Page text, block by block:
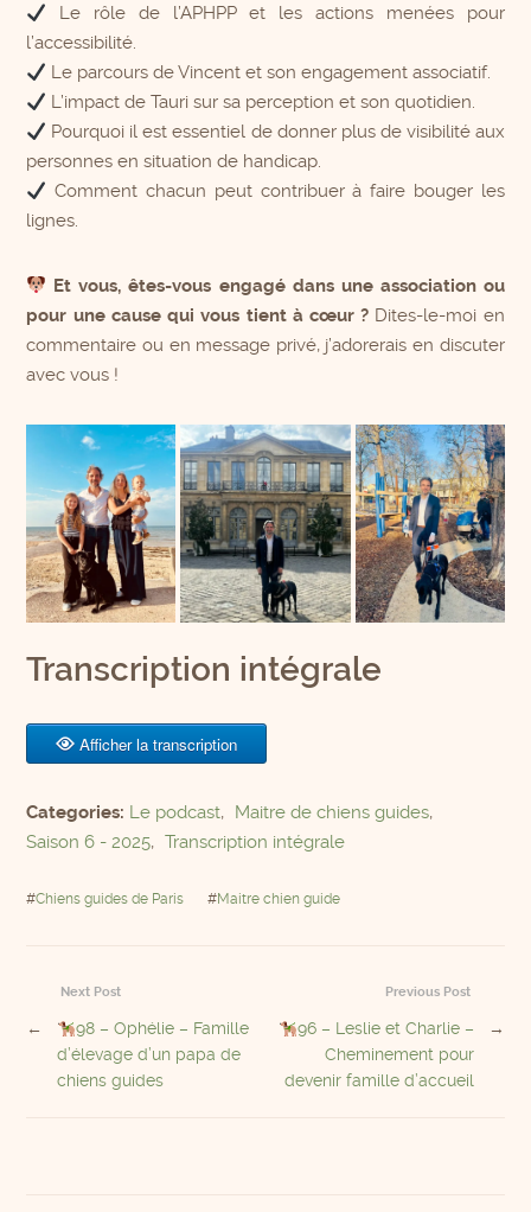
Le rôle de l’APHPP et les actions menées pour
l’accessibilité.
Le parcours de Vincent et son engagement associatif.
L’impact de Tauri sur sa perception et son quotidien.
Pourquoi il est essentiel de donner plus de visibilité aux
personnes en situation de handicap.
Comment chacun peut contribuer à faire bouger les
lignes.
Et vous, êtes-vous engagé dans une association ou
pour une cause qui vous tient à cœur ? Dites-le-moi en
commentaire ou en message privé, j’adorerais en discuter
avec vous !
Transcription intégrale
Afficher la transcription
Categories: Le podcast, Maitre de chiens guides,
Saison 6 - 2025, Transcription intégrale
#Chiens guides de Paris #Maitre chien guide
Previous Post
96 – Leslie et Charlie –
Cheminement pour
devenir famille d’accueil
→
Next Post
←
98 – Ophélie – Famille
d’élevage d’un papa de
chiens guides